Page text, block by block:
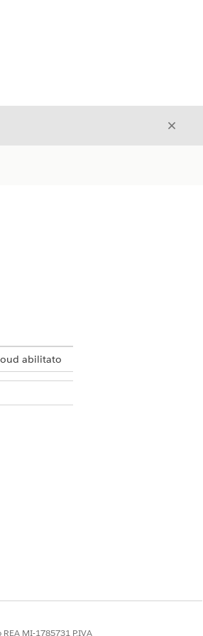
Chiudi
abilitato
il sistema
MI-1785731 P.IVA